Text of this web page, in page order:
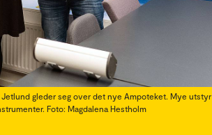
gleder seg over det nye Ampoteket. Mye utstyr
Foto: Magdalena Hestholm